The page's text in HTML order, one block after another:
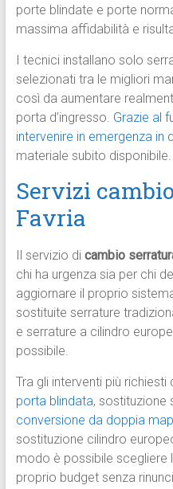
porte blindate e porte
massima affidabilità e
I tecnici installano solo
selezionati tra le migliori
così da aumentare
porta d’ingresso. Grazie al
intervenire in emergenza in
materiale subito disponibile.
Servizi
Favria
Il servizio di cambio
chi ha urgenza sia per chi
aggiornare il proprio
sostituite serrature
e serrature a cilindro
possibile.
Tra gli interventi più richiesti
porta blindata, sostituzione
conversione da doppia
sostituzione cilindro
modo è possibile scegliere
proprio budget senza